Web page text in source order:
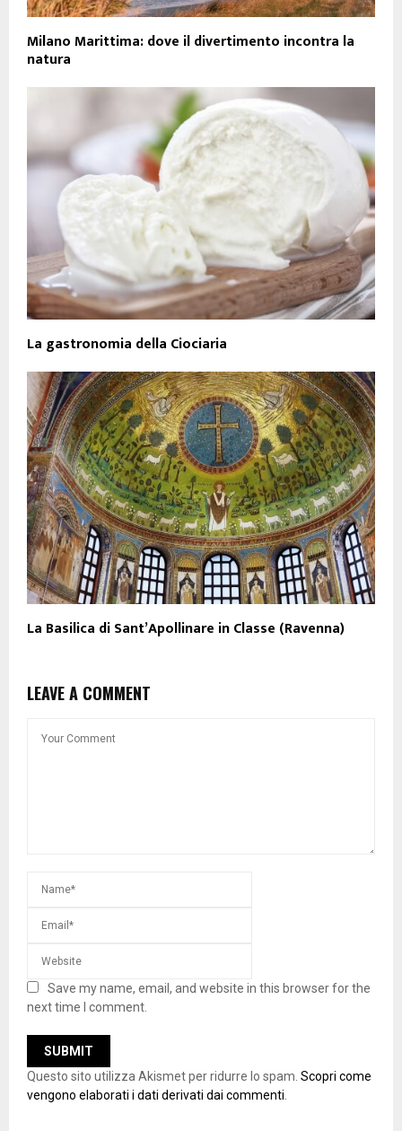
Milano Marittima: dove il divertimento incontra la
natura
La gastronomia della Ciociaria
La Basilica di Sant’Apollinare in Classe (Ravenna)
LEAVE A COMMENT
Save my name, email, and website in this browser for the
next time I comment.
Questo sito utilizza Akismet per ridurre lo spam. Scopri come
vengono elaborati i dati derivati dai commenti